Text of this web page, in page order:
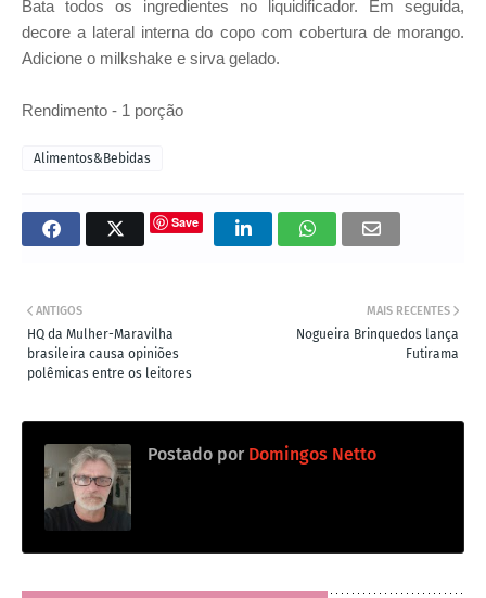
Bata todos os ingredientes no liquidificador. Em seguida,
decore a lateral interna do copo com cobertura de morango.
Adicione o milkshake e sirva gelado.
Rendimento - 1 porção
Alimentos&Bebidas
Save
MAIS RECENTES
Nogueira Brinquedos lança
Futirama
ANTIGOS
HQ da Mulher-Maravilha
brasileira causa opiniões
polêmicas entre os leitores
Postado por Domingos Netto